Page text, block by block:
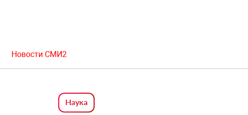
Новости СМИ2
Наука